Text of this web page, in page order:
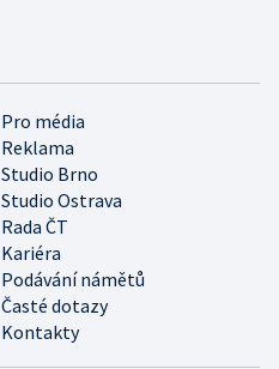
Pro média
Reklama
Studio Brno
Studio Ostrava
Rada ČT
Kariéra
Podávání námětů
Časté dotazy
Kontakty